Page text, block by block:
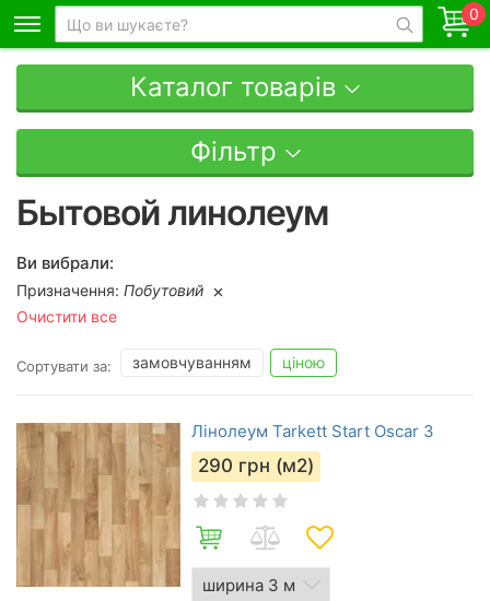
0
Каталог товарів
Фільтр
Бытовой линолеум
Ви вибрали:
Призначення: Побутовий
Очистити все
Сортувати за: замовчуванням ціною
Лінолеум Tarkett Start Oscar 3
290 грн (м2)